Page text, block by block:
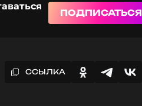
ПОДПИСАТЬСЯ
ССЫЛКА